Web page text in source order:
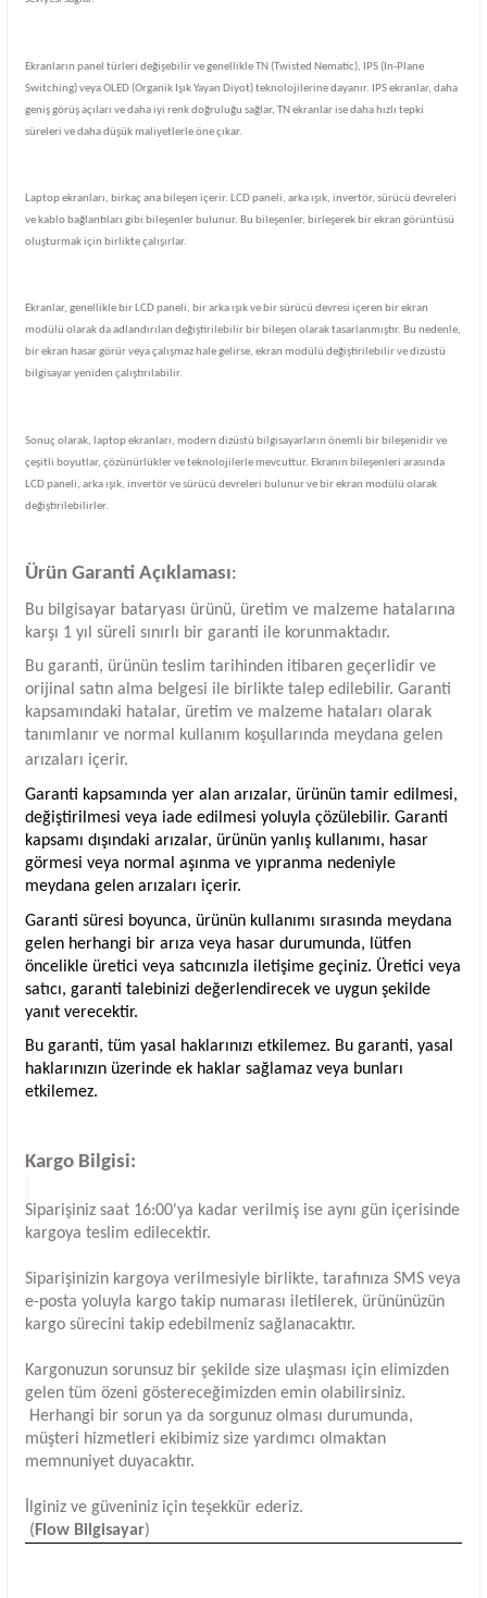
Ekranların panel türleri değişebilir ve genellikle TN (Twisted Nematic), IPS (In-Plane
Switching) veya OLED (Organik Işık Yayan Diyot) teknolojilerine dayanır. IPS ekranlar, daha
geniş görüş açıları ve daha iyi renk doğruluğu sağlar, TN ekranlar ise daha hızlı tepki
süreleri ve daha düşük maliyetlerle öne çıkar.
Laptop ekranları, birkaç ana bileşen içerir. LCD paneli, arka ışık, invertör, sürücü devreleri
ve kablo bağlantıları gibi bileşenler bulunur. Bu bileşenler, birleşerek bir ekran görüntüsü
oluşturmak için birlikte çalışırlar.
Ekranlar, genellikle bir LCD paneli, bir arka ışık ve bir sürücü devresi içeren bir ekran
modülü olarak da adlandırılan değiştirilebilir bir bileşen olarak tasarlanmıştır. Bu nedenle,
bir ekran hasar görür veya çalışmaz hale gelirse, ekran modülü değiştirilebilir ve dizüstü
bilgisayar yeniden çalıştırılabilir.
Sonuç olarak, laptop ekranları, modern dizüstü bilgisayarların önemli bir bileşenidir ve
çeşitli boyutlar, çözünürlükler ve teknolojilerle mevcuttur. Ekranın bileşenleri arasında
LCD paneli, arka ışık, invertör ve sürücü devreleri bulunur ve bir ekran modülü olarak
değiştirilebilirler.
Ürün Garanti Açıklaması:
Bu bilgisayar bataryası ürünü, üretim ve malzeme hatalarına
karşı 1 yıl süreli sınırlı bir garanti ile korunmaktadır.
Bu garanti, ürünün teslim tarihinden itibaren geçerlidir ve
orijinal satın alma belgesi ile birlikte talep edilebilir. Garanti
kapsamındaki hatalar, üretim ve malzeme hataları olarak
tanımlanır ve normal kullanım koşullarında meydana gelen
arızaları içerir.
Garanti kapsamında yer alan arızalar, ürünün tamir edilmesi,
değiştirilmesi veya iade edilmesi yoluyla çözülebilir. Garanti
kapsamı dışındaki arızalar, ürünün yanlış kullanımı, hasar
görmesi veya normal aşınma ve yıpranma nedeniyle
meydana gelen arızaları içerir.
Garanti süresi boyunca, ürünün kullanımı sırasında meydana
gelen herhangi bir arıza veya hasar durumunda, lütfen
öncelikle üretici veya satıcınızla iletişime geçiniz. Üretici veya
satıcı, garanti talebinizi değerlendirecek ve uygun şekilde
yanıt verecektir.
Bu garanti, tüm yasal haklarınızı etkilemez. Bu garanti, yasal
haklarınızın üzerinde ek haklar sağlamaz veya bunları
etkilemez.
Kargo Bilgisi:
Siparişiniz saat 16:00'ya kadar verilmiş ise aynı gün içerisinde
kargoya teslim edilecektir.
Siparişinizin kargoya verilmesiyle birlikte, tarafınıza SMS veya
e-posta yoluyla kargo takip numarası iletilerek, ürününüzün
kargo sürecini takip edebilmeniz sağlanacaktır.
Kargonuzun sorunsuz bir şekilde size ulaşması için elimizden
gelen tüm özeni göstereceğimizden emin olabilirsiniz.
Herhangi bir sorun ya da sorgunuz olması durumunda,
müşteri hizmetleri ekibimiz size yardımcı olmaktan
memnuniyet duyacaktır.
İlginiz ve güveniniz için teşekkür ederiz.
( Flow Bilgisayar)